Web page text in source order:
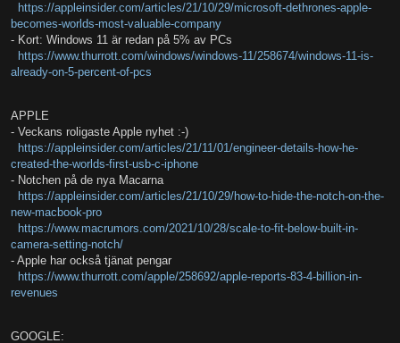
https://appleinsider.com/articles/21/10/29/microsoft-dethrones-apple-
becomes-worlds-most-valuable-company
- Kort: Windows 11 är redan på 5% av PCs
https://www.thurrott.com/windows/windows-11/258674/windows-11-is-
already-on-5-percent-of-pcs
APPLE
- Veckans roligaste Apple nyhet :-)
https://appleinsider.com/articles/21/11/01/engineer-details-how-he-
created-the-worlds-first-usb-c-iphone
- Notchen på de nya Macarna
https://appleinsider.com/articles/21/10/29/how-to-hide-the-notch-on-the-
new-macbook-pro
https://www.macrumors.com/2021/10/28/scale-to-fit-below-built-in-
camera-setting-notch/
- Apple har också tjänat pengar
https://www.thurrott.com/apple/258692/apple-reports-83-4-billion-in-
revenues
GOOGLE: